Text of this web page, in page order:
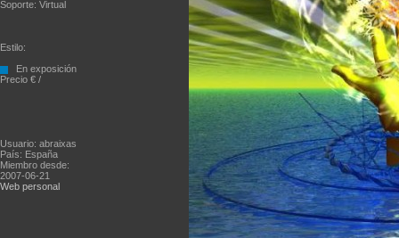
Soporte: Virtual
Estilo:
En exposición
Precio € /
Usuario: abraixas
País: España
Miembro desde:
2007-06-21
Web personal